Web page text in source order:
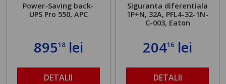
Power-Saving back-
UPS Pro 550, APC
89518lei
DETALII
Siguranta diferentiala
1P+N, 32A, PFL4-32-1N-
C-003, Eaton
20416 lei
DETALII